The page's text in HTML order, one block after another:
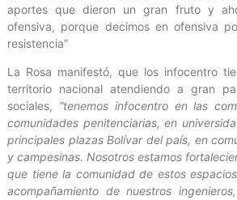
aportes que dieron un gran fruto y
ofensiva, porque decimos en ofensiva
resistencia”
La Rosa manifestó, que los infocentro
territorio nacional atendiendo a gran
sociales, “tenemos infocentro en las
comunidades penitenciarias, en
principales plazas Bolívar del país, en
y campesinas. Nosotros estamos
que tiene la comunidad de estos
acompañamiento de nuestros